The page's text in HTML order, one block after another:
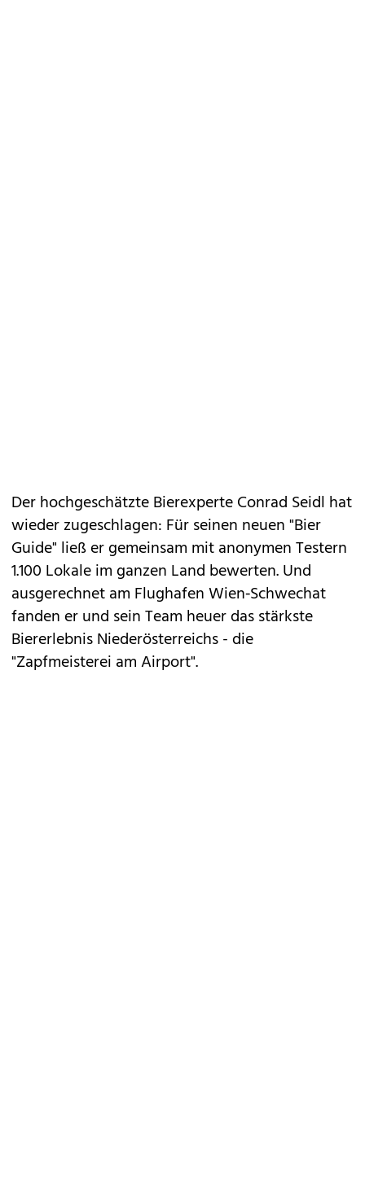
Der hochgeschätzte Bierexperte Conrad Seidl hat
wieder zugeschlagen: Für seinen neuen "Bier
Guide" ließ er gemeinsam mit anonymen Testern
1.100 Lokale im ganzen Land bewerten. Und
ausgerechnet am Flughafen Wien‑Schwechat
fanden er und sein Team heuer das stärkste
Biererlebnis Niederösterreichs - die
"Zapfmeisterei am Airport".